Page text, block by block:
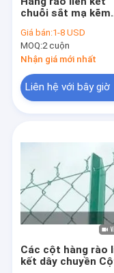
chuỗi sắt mạ kẽm
trường Chiều dài
5,0m-50,0m
Giá bán:1-8 USD
MOQ:2 cuộn
Nhận giá mới nhất
Liên hệ với bây giờ
Các cột hàng rào
kết dây chuyền